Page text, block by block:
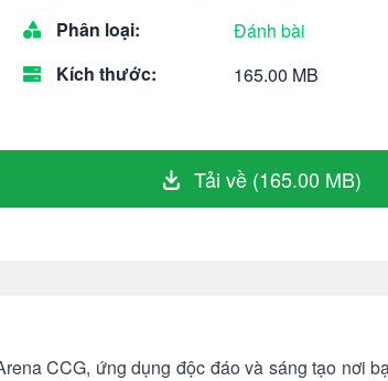
Phân loại:
Đánh bài
Kích thước:
165.00 MB
Tải về (165.00 MB)
CCG, ứng dụng độc đáo và sáng tạo nơi